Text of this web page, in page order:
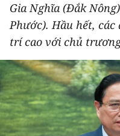
DU LỊCH
THẾ GIỚI
THỂ THAO
GIÁO DỤC
Gia Nghĩa (Đắk
Phước). Hầu hết,
trí cao với chủ